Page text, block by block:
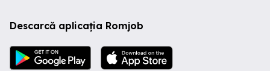
Descarcă aplicația Romjob